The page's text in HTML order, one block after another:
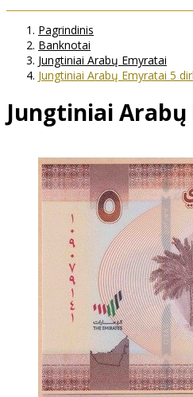
Pagrindinis
Banknotai
Jungtiniai Arabų Emyratai
Jungtiniai Arabų Emyratai 5
Jungtiniai Arabų